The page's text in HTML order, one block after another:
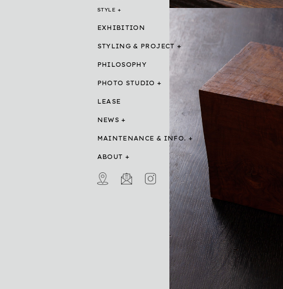
STYLE
EXHIBITION
STYLING & PROJECT
PHILOSOPHY
PHOTO STUDIO
LEASE
NEWS
MAINTENANCE & INFO.
ABOUT